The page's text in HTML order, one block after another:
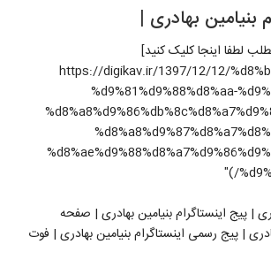
بنیامین بهادری |
لطفا اینجا کلیک کنید]
(https://digikav.ir/1397/12/12/
%d9%81%d9%88%d8%aa-
| پیج اینستاگرام بنیامین بهادری | صفحه
| پیج رسمی اینستاگرام بنیامین بهادری | فوت